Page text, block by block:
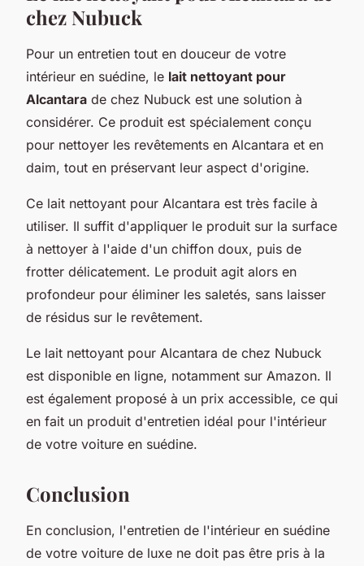
chez Nubuck
Pour un entretien tout en douceur de votre
intérieur en suédine, le lait nettoyant pour
Alcantara de chez Nubuck est une solution à
considérer. Ce produit est spécialement conçu
pour nettoyer les revêtements en Alcantara et en
daim, tout en préservant leur aspect d'origine.
Ce lait nettoyant pour Alcantara est très facile à
utiliser. Il suffit d'appliquer le produit sur la surface
à nettoyer à l'aide d'un chiffon doux, puis de
frotter délicatement. Le produit agit alors en
profondeur pour éliminer les saletés, sans laisser
de résidus sur le revêtement.
Le lait nettoyant pour Alcantara de chez Nubuck
est disponible en ligne, notamment sur Amazon. Il
est également proposé à un prix accessible, ce qui
en fait un produit d'entretien idéal pour l'intérieur
de votre voiture en suédine.
Conclusion
En conclusion, l'entretien de l'intérieur en suédine
de votre voiture de luxe ne doit pas être pris à la